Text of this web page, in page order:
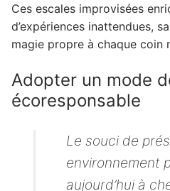
Ces escales improvisées
d’expériences inattendues,
magie propre à chaque coin
Adopter un mode
écoresponsable
Le souci de
environnement
aujourd’hui à